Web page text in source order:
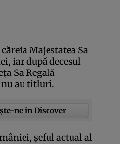
Majestatea Sa
iar după decesul
Sa Regală
au titluri.
ne in Discover
şeful actual al